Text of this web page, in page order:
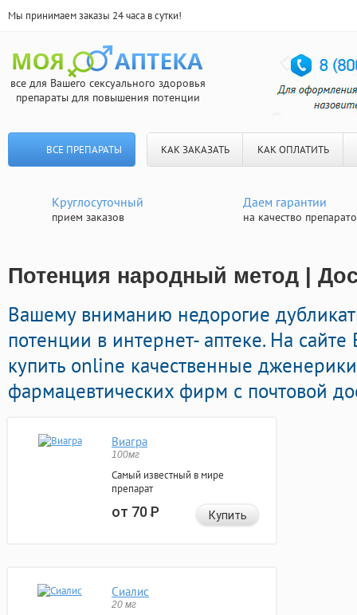
Мы принимаем заказы 24 часа в сутки!
все для Вашего сексуального здоровья
препараты для повышения потенции
ВСЕ ПРЕПАРАТЫ КАК ЗАКАЗАТЬ КАК ОПЛАТИТЬ
Круглосуточный
прием заказов
Даем гарантии
на качество
Потенция народный метод |
Вашему вниманию недорогие
потенции в интернет- аптеке. На
купить online качественные
фармацевтических фирм с почтовой
Виагра
100мг
Самый известный в мире
препарат
от 70Р Купить
Сиалис
20 мг